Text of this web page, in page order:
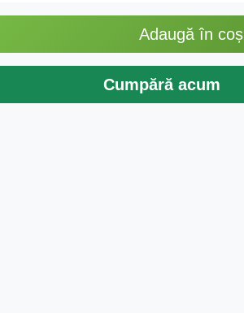
Adaugă în coș
Cumpără acum